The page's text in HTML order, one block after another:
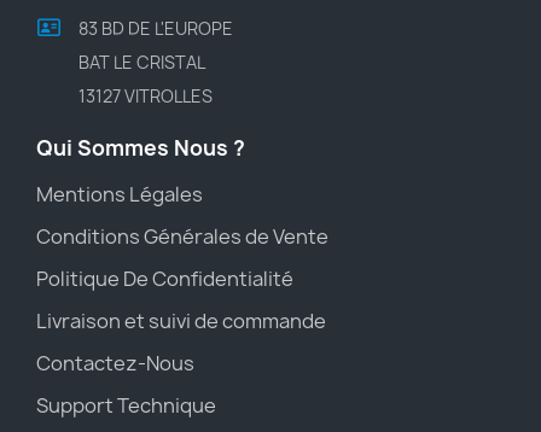
83 BD DE L'EUROPE
BAT LE CRISTAL
13127 VITROLLES
Qui Sommes Nous ?
Mentions Légales
Conditions Générales de Vente
Politique De Confidentialité
Livraison et suivi de commande
Contactez-Nous
Support Technique